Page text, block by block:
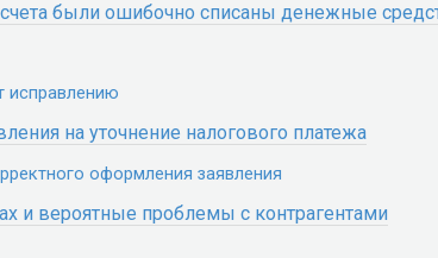
счета были ошибочно списаны денежные
исправлению
на уточнение налогового платежа
оформления заявления
и вероятные проблемы с контрагентами